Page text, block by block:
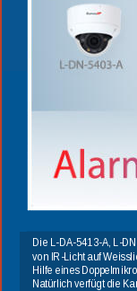
Die L-DA-5413-A, L-
von IR-Licht auf
Hilfe eines
Natürlich verfügt die